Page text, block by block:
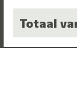
Totaal